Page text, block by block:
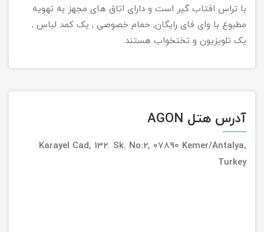
با تراس افتاب گیر است و دارای اتاق های مجهز به تهویه
مطبوع با وای فای رایگان, حمام خصوصی , یک کمد لباس ,
یک تلویزیون و تختخواب هستند.
آدرس هتل AGON
Karayel Cad, 132. Sk. No:2, 07890 Kemer/Antalya,
Turkey
تور آفرود